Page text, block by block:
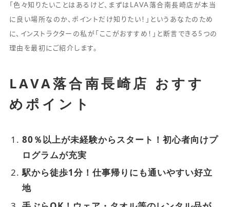
「色々知りたいことはあるけど、まずはLAVA落合南長崎店が本当
に良い場所なのか、ポイントだけ知りたい！」というあなたのため
に、インストラクターの私が「ここがおすすめ！」と断言できる5つの
理由を最初にご紹介します。
LAVA落合南長崎店 おすす
めポイント
80％以上が未経験からスタート！初心者向けプ
ログラムが充実
駅から徒歩1分！仕事帰りにも通いやすい好立
地